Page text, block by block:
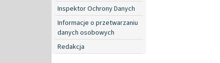
Inspektor Ochrony Danych
Informacje o przetwarzaniu
danych osobowych
Redakcja